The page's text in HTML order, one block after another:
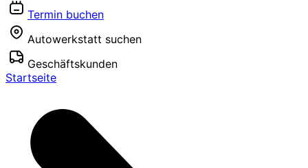
Termin buchen
Autowerkstatt suchen
Geschäftskunden
Startseite